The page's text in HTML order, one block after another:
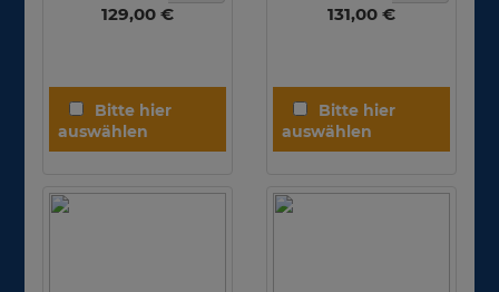
129,00 € 131,00 €